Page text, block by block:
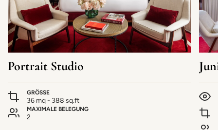
Portrait Studio
GRÖSSE
36 mq - 388 sq.ft
MAXIMALE BELEGUNG
2